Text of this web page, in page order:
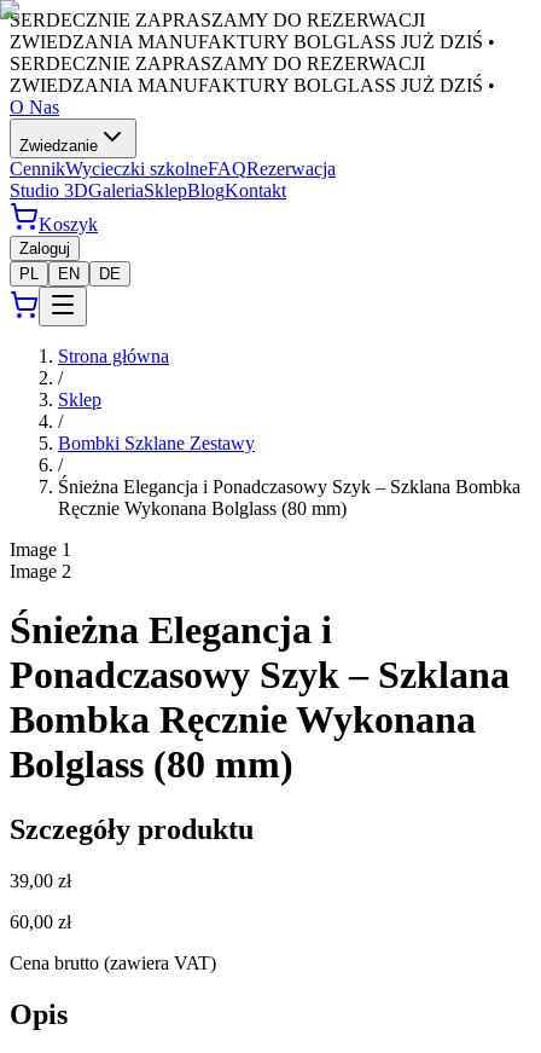
SERDECZNIE ZAPRASZAMY DO REZERWACJI
ZWIEDZANIA MANUFAKTURY BOLGLASS JUŻ DZIŚ •
SERDECZNIE ZAPRASZAMY DO REZERWACJI
ZWIEDZANIA MANUFAKTURY BOLGLASS JUŻ DZIŚ •
O Nas
Zwiedzanie
CennikWycieczki szkolneFAQRezerwacja
Studio 3DGaleriaSklepBlogKontakt
Koszyk
Zaloguj
PL
EN DE
Strona główna
/
Sklep
/
Bombki Szklane Zestawy
/
Śnieżna Elegancja i Ponadczasowy Szyk – Szklana Bombka
Ręcznie Wykonana Bolglass (80 mm)
Image 1
Image 2
Śnieżna Elegancja i
Ponadczasowy Szyk – Szklana
Bombka Ręcznie Wykonana
Bolglass (80 mm)
Szczegóły produktu
39,00 zł
60,00 zł
Cena brutto (zawiera VAT)
Opis